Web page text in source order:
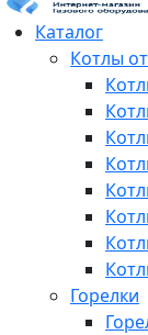
Каталог
Котлы
Горелки